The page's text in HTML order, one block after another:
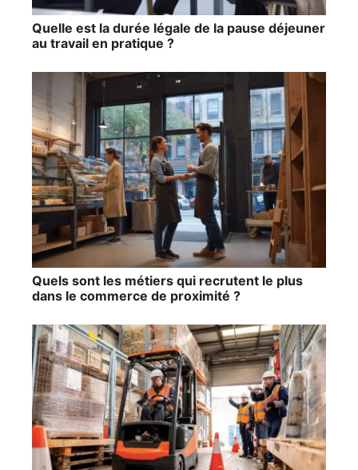
Quelle est la durée légale de la pause déjeuner
au travail en pratique ?
Quels sont les métiers qui recrutent le plus
dans le commerce de proximité ?